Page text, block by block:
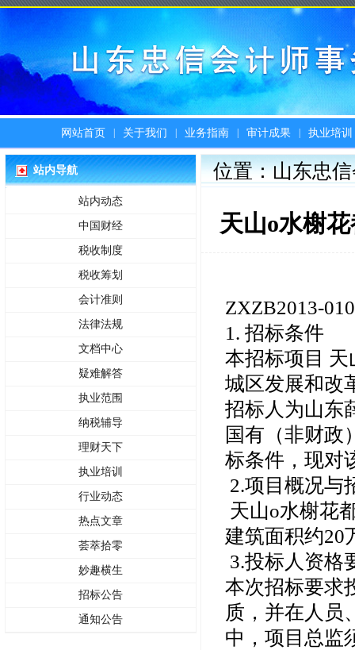
网站首页 关于我们 业务指南 审计成果 执业培训
站内导航
站内动态
中国财经
税收制度
税收筹划
会计准则
法律法规
文档中心
疑难解答
执业范围
纳税辅导
理财天下
执业培训
行业动态
热点文章
荟萃拾零
妙趣横生
招标公告
通知公告
位置：山东忠
天山o水榭
ZXZB2013-010
1. 招标条件
本招标项目
城区发展和改
招标人为山东
国有（非财政
标条件，现对
2.项目概况与
天山o水榭花
建筑面积约20
3.投标人资格
本次招标要求
质，并在人员
中，项目总监